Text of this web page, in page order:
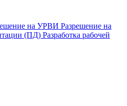
на УРВИ Разрешение на
(ПД) Разработка рабочей